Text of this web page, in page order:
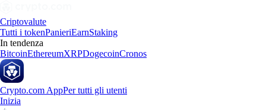
Criptovalute
Tutti i tokenPanieriEarnStaking
In tendenza
BitcoinEthereumXRPDogecoinCronos
Crypto.com AppPer tutti gli utenti
Inizia